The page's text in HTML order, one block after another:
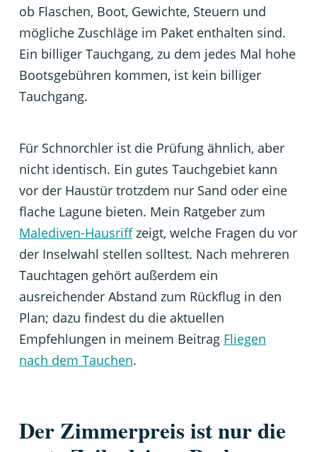
ob Flaschen, Boot, Gewichte, Steuern und
mögliche Zuschläge im Paket enthalten sind.
Ein billiger Tauchgang, zu dem jedes Mal hohe
Bootsgebühren kommen, ist kein billiger
Tauchgang.
Für Schnorchler ist die Prüfung ähnlich, aber
nicht identisch. Ein gutes Tauchgebiet kann
vor der Haustür trotzdem nur Sand oder eine
flache Lagune bieten. Mein Ratgeber zum
Malediven-Hausriffzeigt, welche Fragen du vor
der Inselwahl stellen solltest. Nach mehreren
Tauchtagen gehört außerdem ein
ausreichender Abstand zum Rückflug in den
Plan; dazu findest du die aktuellen
Empfehlungen in meinem Beitrag Fliegen
nach dem Tauchen.
Der Zimmerpreis ist nur die